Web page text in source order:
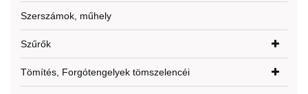
Szerszámok, műhely
Szűrők
Tömítés, Forgótengelyek tömszelencéi